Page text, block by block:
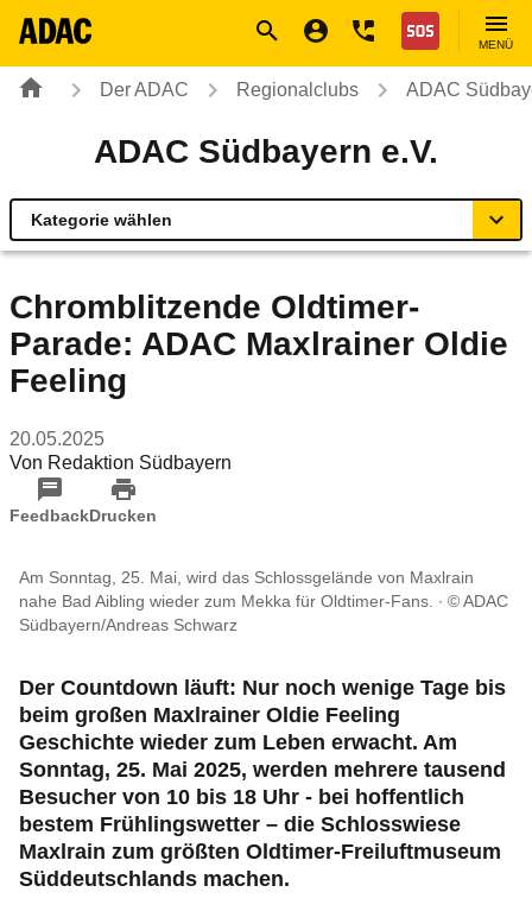
Nothilfe
MENÜ
Der ADAC Regionalclubs ADAC
ADAC Südbayern e.V.
Kategorie wählen
Geschäftsstellen & Reisebüros
Sicherheit
Motorsport & Ortsclubs
Chromblitzende Oldtimer-
Parade: ADAC Maxlrainer Oldie
Feeling
20.05.2025
Von Redaktion Südbayern
FeedbackDrucken
Am Sonntag, 25. Mai, wird das Schlossgelände von Maxlrain
nahe Bad Aibling wieder zum Mekka für Oldtimer-Fans.
© ADAC
Südbayern/Andreas Schwarz
Der Countdown läuft: Nur noch wenige Tage bis
beim großen Maxlrainer Oldie Feeling
Geschichte wieder zum Leben erwacht. Am
Sonntag, 25. Mai 2025, werden mehrere tausend
Besucher von 10 bis 18 Uhr - bei hoffentlich
bestem Frühlingswetter – die Schlosswiese
Maxlrain zum größten Oldtimer-Freiluftmuseum
Süddeutschlands machen.